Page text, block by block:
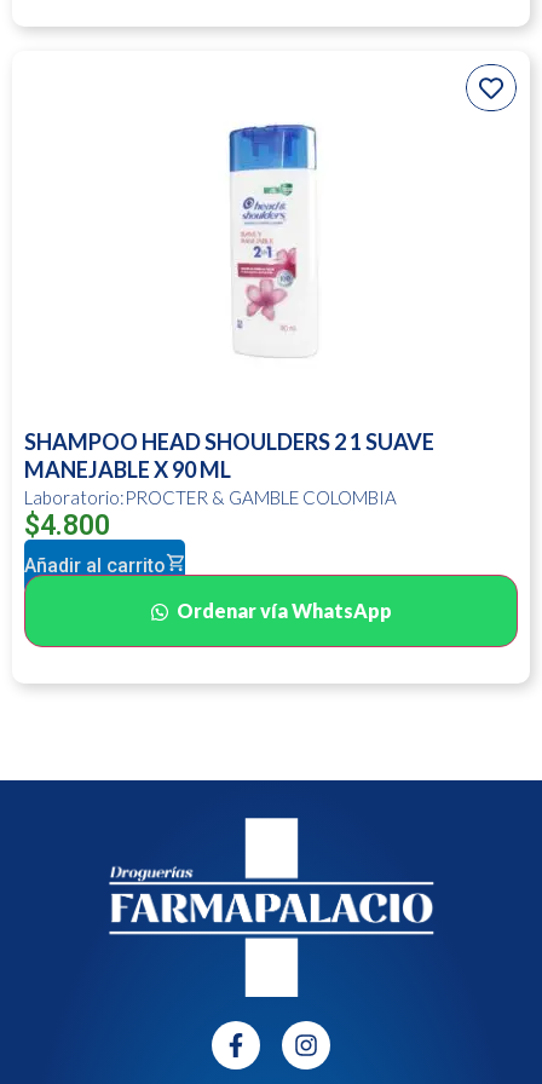
SHAMPOO HEAD SHOULDERS 2 1 SUAVE
MANEJABLE X 90 ML
Laboratorio:PROCTER & GAMBLE COLOMBIA
$4.800
Añadir al carrito
Ordenar vía WhatsApp